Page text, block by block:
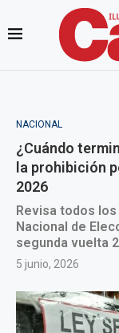
NACIONAL
¿Cuándo
la prohibición
2026
Revisa todos
Nacional de
segunda vuelta
5 junio, 2026